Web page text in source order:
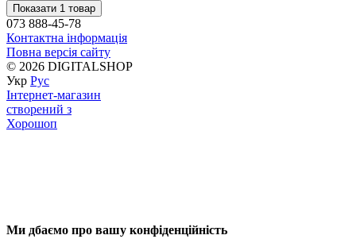
Показати 1 товар
073 888-45-78
Контактна інформація
Повна версія сайту
© 2026 DIGITALSHOP
Укр Рус
Інтернет-магазин
створений з
Хорошоп
Ми дбаємо про вашу конфіденційність